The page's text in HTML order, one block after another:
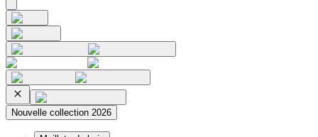
Nouvelle collection 2026